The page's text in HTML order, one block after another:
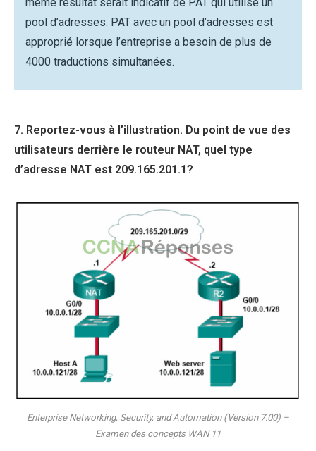
pool d’adresses. PAT avec un pool d’adresses est
approprié lorsque l’entreprise a besoin de plus de
4000 traductions simultanées.
7. Reportez-vous à l’illustration. Du point de vue des
utilisateurs derrière le routeur NAT, quel type
d’adresse NAT est 209.165.201.1?
Enterprise Networking, Security, and Automation (Version 7.00) –
Examen des concepts WAN 11